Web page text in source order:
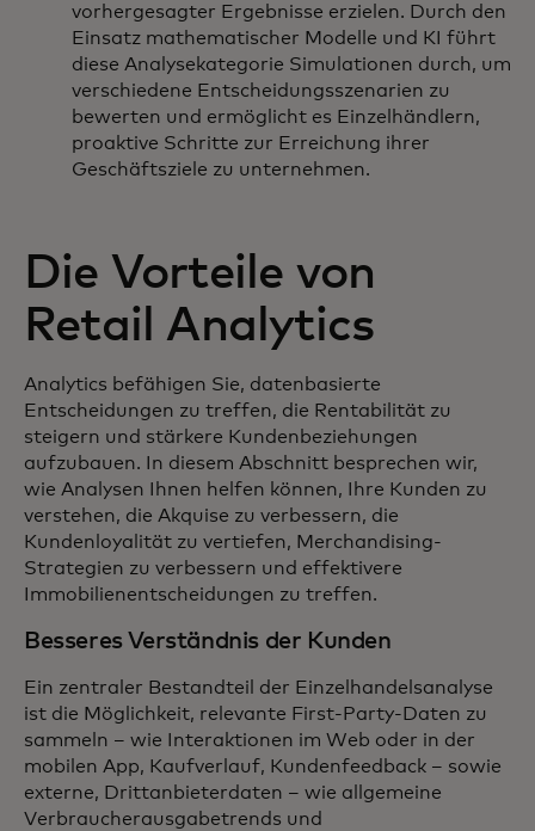
vorhergesagter Ergebnisse erzielen. Durch den
Einsatz mathematischer Modelle und KI führt
diese Analysekategorie Simulationen durch, um
verschiedene Entscheidungsszenarien zu
bewerten und ermöglicht es Einzelhändlern,
proaktive Schritte zur Erreichung ihrer
Geschäftsziele zu unternehmen.
Die Vorteile von
Retail Analytics
Analytics befähigen Sie, datenbasierte
Entscheidungen zu treffen, die Rentabilität zu
steigern und stärkere Kundenbeziehungen
aufzubauen. In diesem Abschnitt besprechen wir,
wie Analysen Ihnen helfen können, Ihre Kunden zu
verstehen, die Akquise zu verbessern, die
Kundenloyalität zu vertiefen, Merchandising-
Strategien zu verbessern und effektivere
Immobilienentscheidungen zu treffen.
Besseres Verständnis der Kunden
Ein zentraler Bestandteil der Einzelhandelsanalyse
ist die Möglichkeit, relevante First-Party-Daten zu
sammeln – wie Interaktionen im Web oder in der
mobilen App, Kaufverlauf, Kundenfeedback – sowie
externe, Drittanbieterdaten – wie allgemeine
Verbraucherausgabetrends und